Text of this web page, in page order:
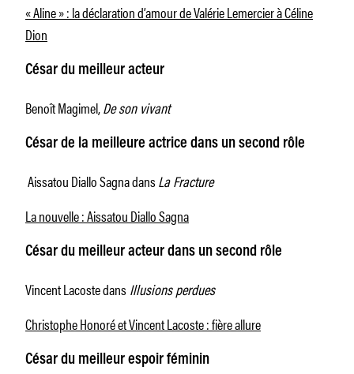
« Aline » : la déclaration d’amour de Valérie Lemercier à Céline
Dion
César du meilleur acteur
Benoît Magimel,De son vivant
César de la meilleure actrice dans un second rôle
Aissatou Diallo Sagna dansLa Fracture
La nouvelle : Aissatou Diallo Sagna
César du meilleur acteur dans un second rôle
Vincent Lacoste dansIllusions perdues
Christophe Honoré et Vincent Lacoste : fière allure
César du meilleur espoir féminin